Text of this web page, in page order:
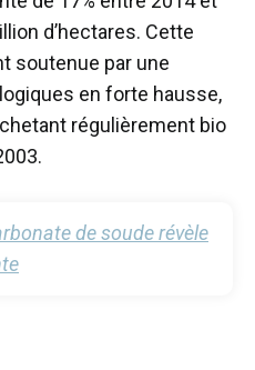
d’hectares. Cette
soutenue par une
en forte hausse,
régulièrement bio
de soude révèle